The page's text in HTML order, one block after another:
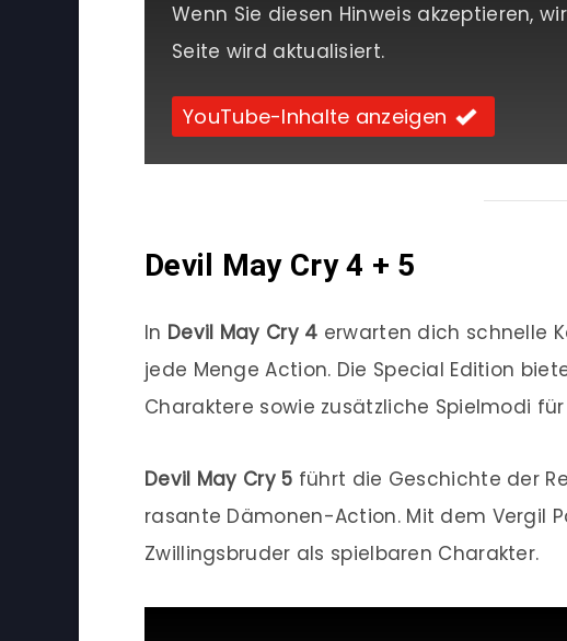
Wenn Sie diesen Hinweis akzeptieren,
Seite wird aktualisiert.
YouTube-Inhalte anzeigen
Devil May Cry 4 + 5
In Devil May Cry 4 erwarten dich schnelle
jede Menge Action. Die Special Edition
Charaktere sowie zusätzliche Spielmodi
Devil May Cry 5 führt die Geschichte der
rasante Dämonen-Action. Mit dem Vergil
Zwillingsbruder als spielbaren Charakter.